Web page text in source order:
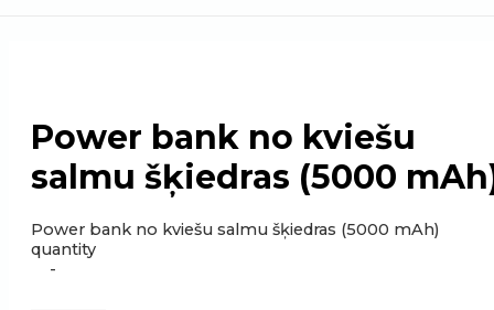
Power bank no kviešu
salmu šķiedras (5000
Power bank no kviešu salmu šķiedras (5000 mAh)
quantity
-